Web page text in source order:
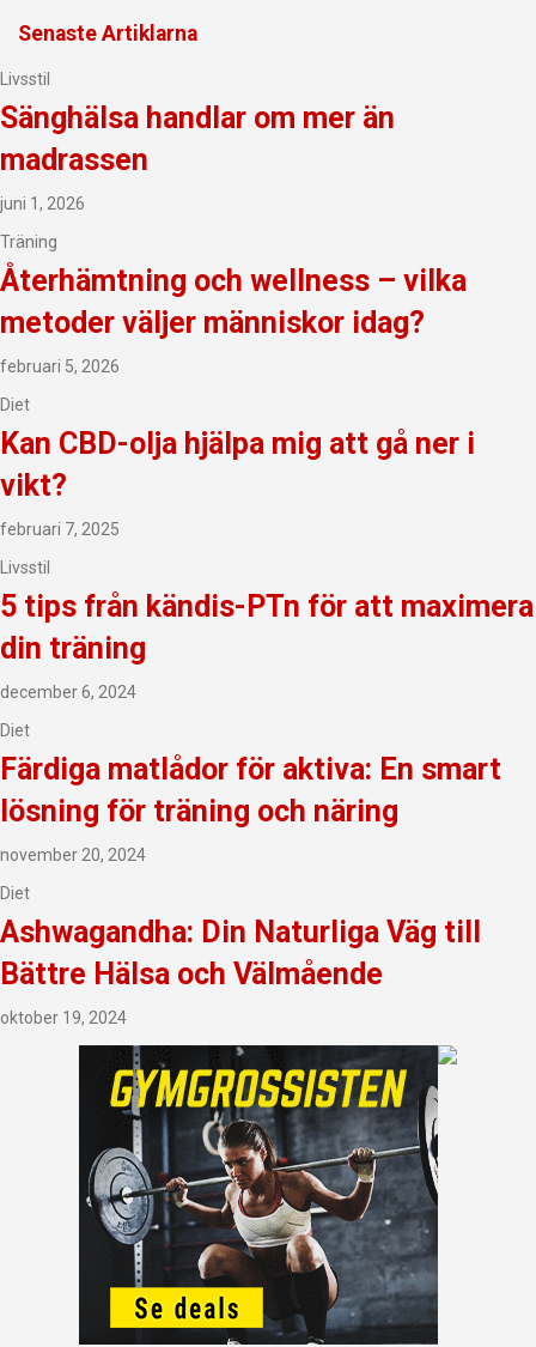
Senaste Artiklarna
Livsstil
Sänghälsa handlar om mer än
madrassen
juni 1, 2026
Träning
Återhämtning och wellness – vilka
metoder väljer människor idag?
februari 5, 2026
Diet
Kan CBD-olja hjälpa mig att gå ner i
vikt?
februari 7, 2025
Livsstil
5 tips från kändis-PTn för att maximera
din träning
december 6, 2024
Diet
Färdiga matlådor för aktiva: En smart
lösning för träning och näring
november 20, 2024
Diet
Ashwagandha: Din Naturliga Väg till
Bättre Hälsa och Välmående
oktober 19, 2024